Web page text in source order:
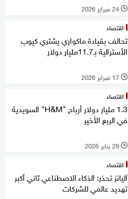
l 24 فبراير 2026
اقتصاد
تحالف بقيادة ماكواري يشتري كيوب
الأسترالية بـ11.7مليار دولار
l 17 فبراير 2026
اقتصاد
1.3 مليار دولار أرباح "H&M" السويدية
في الربع الأخير
l 29 يناير 2026
اقتصاد
آليانز تحذر: الذكاء الاصطناعي ثاني أكبر
تهديد عالمي للشركات